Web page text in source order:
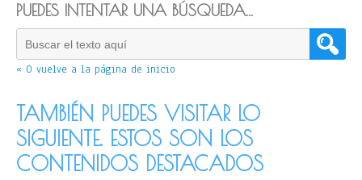
PUEDES INTENTAR UNA BÚSQUEDA...
« O vuelve a la página de inicio
TAMBIÉN PUEDES VISITAR LO
SIGUIENTE. ESTOS SON LOS
CONTENIDOS DESTACADOS